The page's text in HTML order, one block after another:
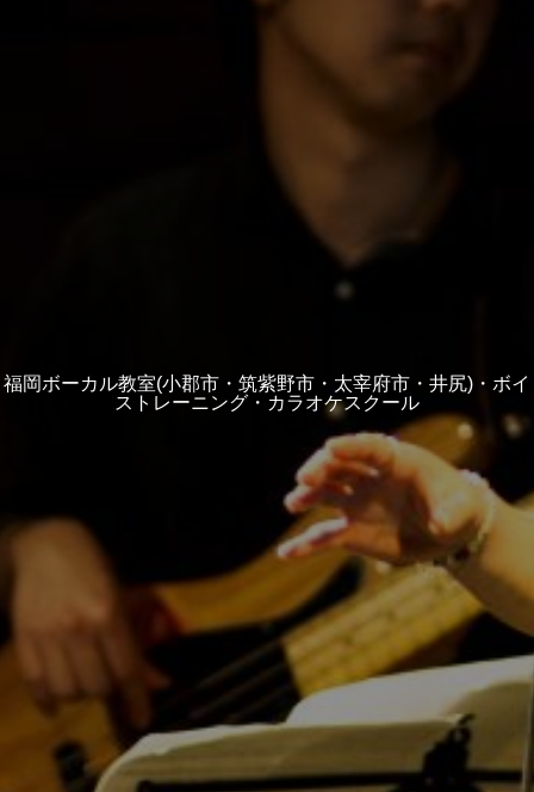
福岡ボーカル教室(小郡市・筑紫野市・太宰府市・井尻)・ボイ
ストレーニング・カラオケスクール